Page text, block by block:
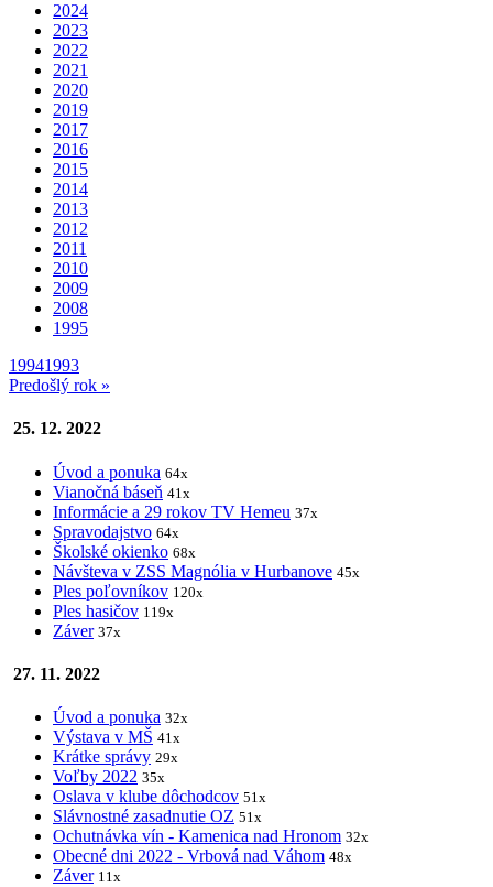
2024
2023
2022
2021
2020
2019
2017
2016
2015
2014
2013
2012
2011
2010
2009
2008
1995
19941993
Predošlý rok »
25. 12. 2022
Úvod a ponuka 64x
Vianočná báseň 41x
Informácie a 29 rokov TV Hemeu 37x
Spravodajstvo 64x
Školské okienko 68x
Návšteva v ZSS Magnólia v Hurbanove 45x
Ples poľovníkov 120x
Ples hasičov 119x
Záver 37x
27. 11. 2022
Úvod a ponuka 32x
Výstava v MŠ 41x
Krátke správy 29x
Voľby 2022 35x
Oslava v klube dôchodcov 51x
Slávnostné zasadnutie OZ 51x
Ochutnávka vín - Kamenica nad Hronom 32x
Obecné dni 2022 - Vrbová nad Váhom 48x
Záver 11x